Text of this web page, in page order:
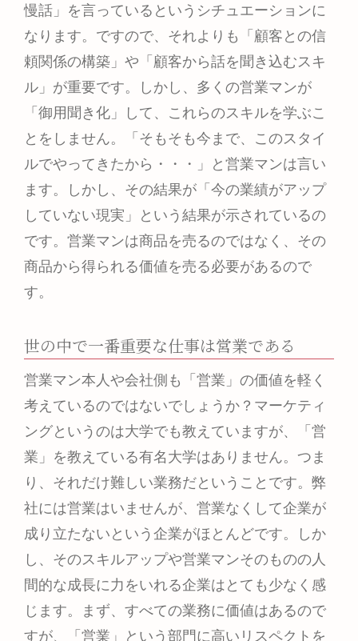
慢話」を言っているというシチュエーションに
なります。ですので、それよりも「顧客との信
頼関係の構築」や「顧客から話を聞き込むスキ
ル」が重要です。しかし、多くの営業マンが
「御用聞き化」して、これらのスキルを学ぶこ
とをしません。「そもそも今まで、このスタイ
ルでやってきたから・・・」と営業マンは言い
ます。しかし、その結果が「今の業績がアップ
していない現実」という結果が示されているの
です。営業マンは商品を売るのではなく、その
商品から得られる価値を売る必要があるので
す。
世の中で一番重要な仕事は営業である
営業マン本人や会社側も「営業」の価値を軽く
考えているのではないでしょうか？マーケティ
ングというのは大学でも教えていますが、「営
業」を教えている有名大学はありません。つま
り、それだけ難しい業務だということです。弊
社には営業はいませんが、営業なくして企業が
成り立たないという企業がほとんどです。しか
し、そのスキルアップや営業マンそのものの人
間的な成長に力をいれる企業はとても少なく感
じます。まず、すべての業務に価値はあるので
すが、「営業」という部門に高いリスペクトを